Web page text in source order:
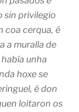
sin privilegio
coa cerqua, é
a muralla de
unha
hoxe se
é don
loitaron os